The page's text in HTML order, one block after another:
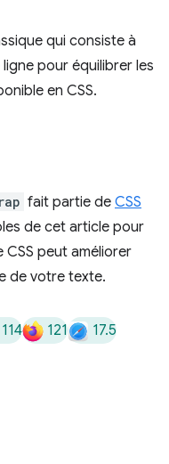
qui consiste à
pour équilibrer les
en CSS.
fait partie de CSS
de cet article pour
peut améliorer
de votre texte.
114 121 17.5